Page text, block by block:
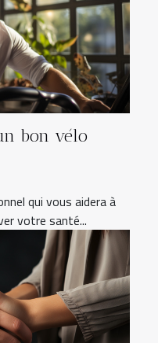
bon vélo
qui vous aidera à
votre santé...